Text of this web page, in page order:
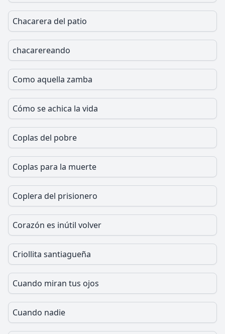
Chacarera del patio
chacarereando
Como aquella zamba
Cómo se achica la vida
Coplas del pobre
Coplas para la muerte
Coplera del prisionero
Corazón es inútil volver
Criollita santiagueña
Cuando miran tus ojos
Cuando nadie